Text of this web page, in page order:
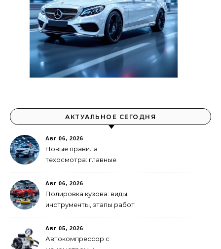
АКТУАЛЬНОЕ СЕГОДНЯ
Авг 06, 2026
Новые правила
техосмотра: главные
Авг 06, 2026
Полировка кузова: виды,
инструменты, этапы работ
Авг 05, 2026
Автокомпрессор с